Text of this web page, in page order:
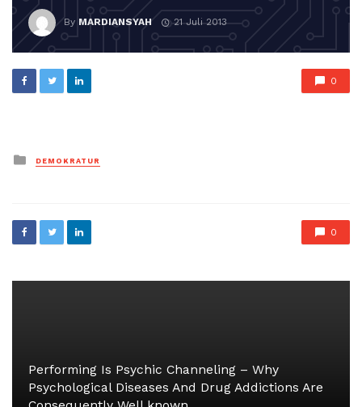
By MARDIANSYAH 21 Juli 2013
0
Posted
in
DEMOKRATUR
0
Performing Is Psychic Channeling – Why
Psychological Diseases And Drug Addictions Are